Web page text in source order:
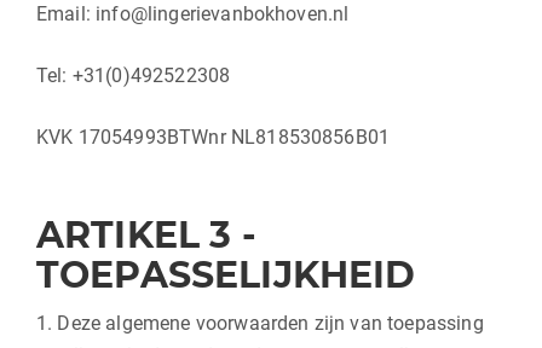
Email: info@lingerievanbokhoven.nl
Tel: +31(0)492522308
KVK 17054993BTWnr NL818530856B01
ARTIKEL 3 -
TOEPASSELIJKHEID
1. Deze algemene voorwaarden zijn van toepassing